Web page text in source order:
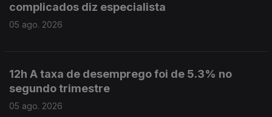
complicados diz especialista
05 ago. 2026
12h A taxa de desemprego foi de 5.3% no
segundo trimestre
05 ago. 2026